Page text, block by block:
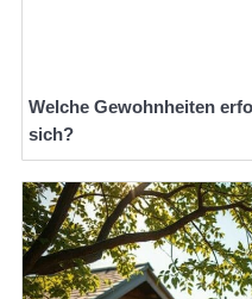
Welche Gewohnheiten
sich?